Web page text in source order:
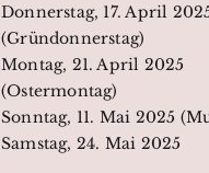
Donnerstag, 17. April
(Gründonnerstag)
Montag, 21. April 2025
(Ostermontag)
Sonntag, 11. Mai 2025
Samstag, 24. Mai 2025